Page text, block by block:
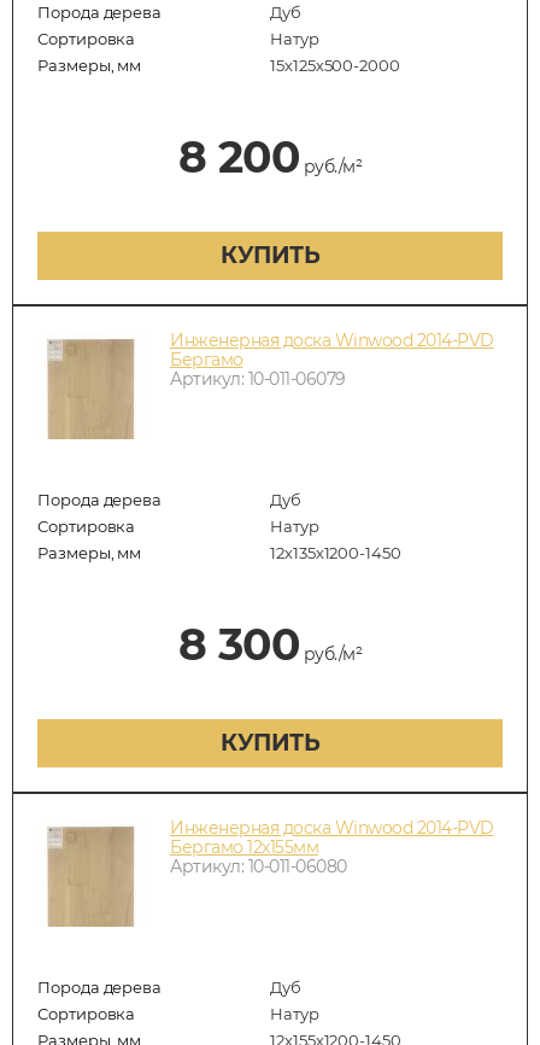
Порода дерева
Дуб
Сортировка
Натур
Размеры, мм
15х125х500-2000
8 200 руб./м²
КУПИТЬ
Инженерная доска Winwood 2014-PVD
Бергамо
Артикул: 10-011-06079
Порода дерева
Дуб
Сортировка
Натур
Размеры, мм
12х135х1200-1450
8 300 руб./м²
КУПИТЬ
Инженерная доска Winwood 2014-PVD
Бергамо 12х155мм
Артикул: 10-011-06080
Порода дерева
Дуб
Сортировка
Натур
Размеры, мм
12х155х1200-1450